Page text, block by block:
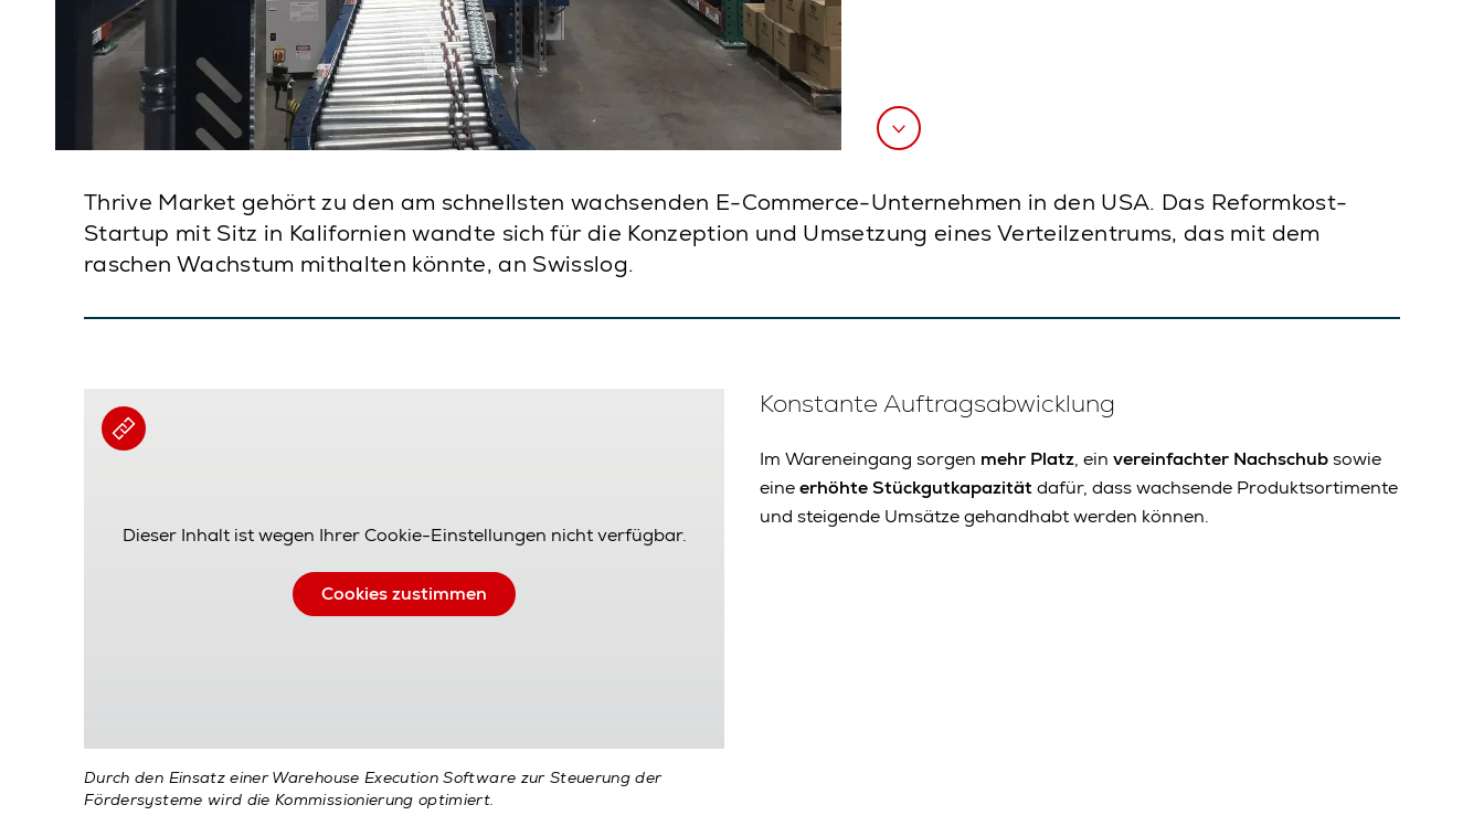
Thrive Market gehört zu den am schnellsten wachsenden E-Commerce-Unternehmen in den USA. Das Reformkost-
Startup mit Sitz in Kalifornien wandte sich für die Konzeption und Umsetzung eines Verteilzentrums, das mit dem
raschen Wachstum mithalten könnte, an Swisslog.
Dieser Inhalt ist wegen Ihrer Cookie-Einstellungen nicht verfügbar.
Cookies zustimmen
Durch den Einsatz einer Warehouse Execution Software zur Steuerung der
Fördersysteme wird die Kommissionierung optimiert.
Konstante Auftragsabwicklung
Im Wareneingang sorgen mehr Platz, ein vereinfachter Nachschubsowie
eineerhöhte Stückgutkapazitätdafür, dass wachsende Produktsortimente
und steigende Umsätze gehandhabt werden können.